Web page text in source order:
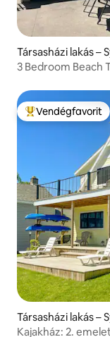
Társasházi lakás –
3 Bedroom Beach
Kiemelt
Vendégfavorit
Társasházi lakás –
Kajakház: 2.